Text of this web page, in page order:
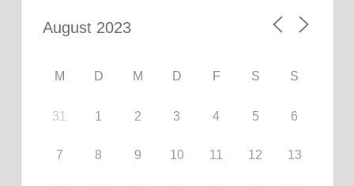
M D M D F S S
31 1 2 3 4 5 6
7 8 9 10 11 12 13